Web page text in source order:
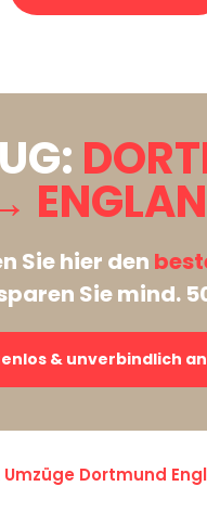
Sie hier den
Sie mind.
& unverbindlich
Dortmund